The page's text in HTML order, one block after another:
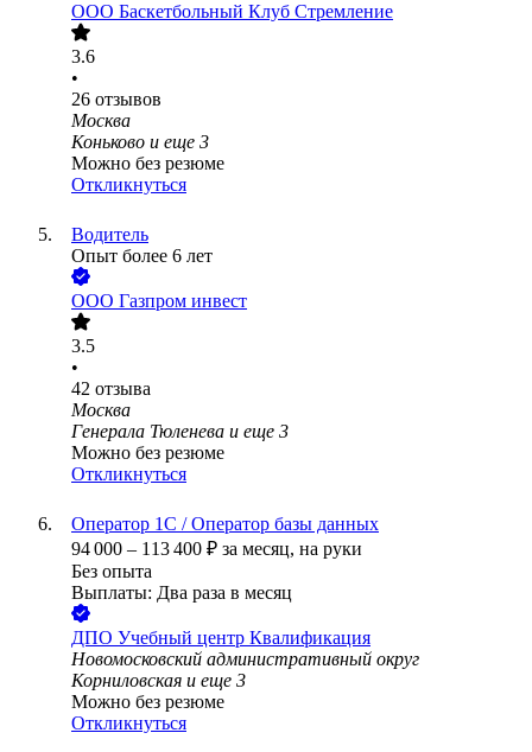
ООО Баскетбольный Клуб Стремление
3.6
•
26 отзывов
Москва
Коньково и еще 3
Можно без резюме
Откликнуться
Водитель
Опыт более 6 лет
ООО Газпром инвест
3.5
•
42 отзыва
Москва
Генерала Тюленева и еще 3
Можно без резюме
Откликнуться
Оператор 1С / Оператор базы данных
94 000 – 113 400 ₽ за месяц, на руки
Без опыта
Выплаты: Два раза в месяц
ДПО Учебный центр Квалификация
Новомосковский административный округ
Корниловская и еще 3
Можно без резюме
Откликнуться